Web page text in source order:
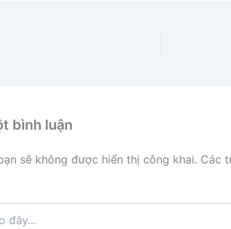
bình luận
sẽ không được hiển thị công khai. Các